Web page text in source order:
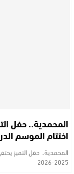
المحمدية.. حفل
اختتام الموسم الدراسي
المحمدية.. حفل التميز
2025-2026